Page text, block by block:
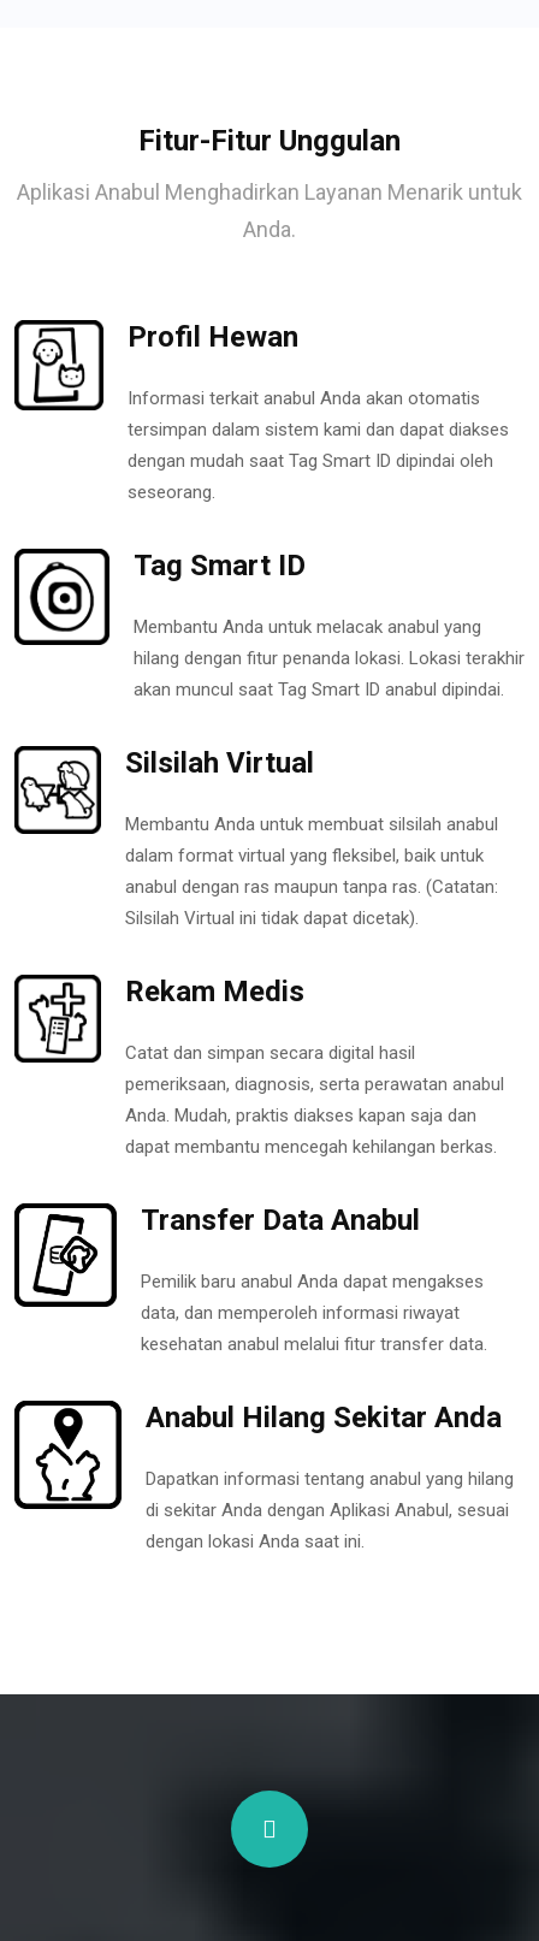
Fitur-Fitur Unggulan
Aplikasi Anabul Menghadirkan Layanan Menarik untuk
Anda.
Profil Hewan
Informasi terkait anabul Anda akan otomatis
tersimpan dalam sistem kami dan dapat diakses
dengan mudah saat Tag Smart ID dipindai oleh
seseorang.
Tag Smart ID
Membantu Anda untuk melacak anabul yang
hilang dengan fitur penanda lokasi. Lokasi terakhir
akan muncul saat Tag Smart ID anabul dipindai.
Silsilah Virtual
Membantu Anda untuk membuat silsilah anabul
dalam format virtual yang fleksibel, baik untuk
anabul dengan ras maupun tanpa ras. (Catatan:
Silsilah Virtual ini tidak dapat dicetak).
Rekam Medis
Catat dan simpan secara digital hasil
pemeriksaan, diagnosis, serta perawatan anabul
Anda. Mudah, praktis diakses kapan saja dan
dapat membantu mencegah kehilangan berkas.
Transfer Data Anabul
Pemilik baru anabul Anda dapat mengakses
data, dan memperoleh informasi riwayat
kesehatan anabul melalui fitur transfer data.
Anabul Hilang Sekitar Anda
Dapatkan informasi tentang anabul yang hilang
di sekitar Anda dengan Aplikasi Anabul, sesuai
dengan lokasi Anda saat ini.